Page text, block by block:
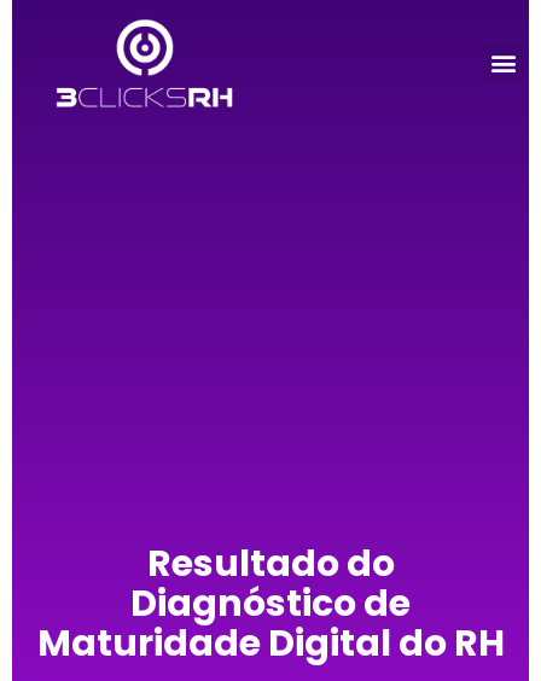
Resultado do
Diagnóstico de
Maturidade Digital do RH